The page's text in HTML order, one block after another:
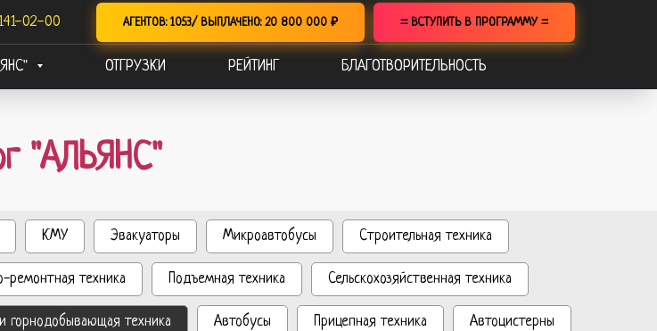
02-00 АГЕНТОВ: 1053/ ВЫПЛАЧЕНО: 20 800 000 ₽ = ВСТУПИТЬ В ПРОГРАММУ =
ОТГРУЗКИ РЕЙТИНГ БЛАГОТВОРИТЕЛЬНОСТЬ
"АЛЬЯНС"
КМУ Эвакуаторы Микроавтобусы Строительная техника
ремонтная техника Подъемная техника Сельскохозяйственная техника
горнодобывающая техника Автобусы Прицепная техника Автоцистерны